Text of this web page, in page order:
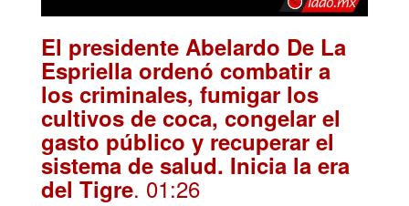
El presidente Abelardo De La
Espriella ordenó combatir a
los criminales, fumigar los
cultivos de coca, congelar el
gasto público y recuperar el
sistema de salud. Inicia la era
del Tigre. 01:26